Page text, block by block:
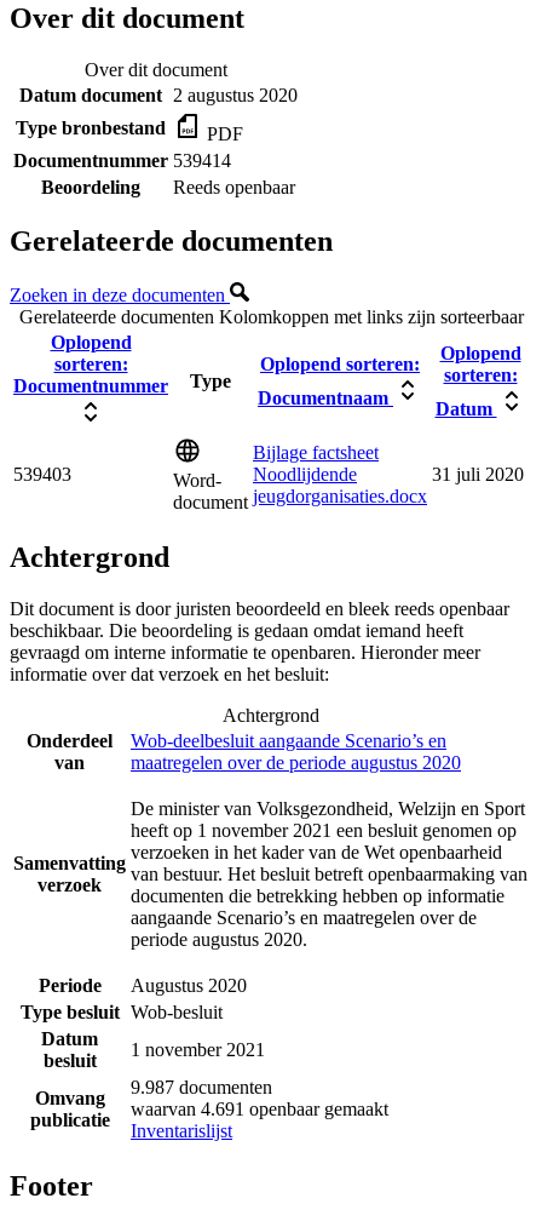
Over dit document
Over dit document
Datum document 2 augustus 2020
Type bronbestand
PDF
Documentnummer 539414
Beoordeling
Reeds openbaar
Gerelateerde documenten
Zoeken in deze documenten
Gerelateerde documenten Kolomkoppen met links zijn sorteerbaar
Oplopend
sorteren:
Documentnummer
Type
Oplopend sorteren:
Documentnaam
Oplopend
sorteren:
Datum
539403
Word-
document
Bijlage factsheet
Noodlijdende
jeugdorganisaties.docx
31 juli 2020
Achtergrond
Dit document is door juristen beoordeeld en bleek reeds openbaar
beschikbaar. Die beoordeling is gedaan omdat iemand heeft
gevraagd om interne informatie te openbaren. Hieronder meer
informatie over dat verzoek en het besluit:
Achtergrond
Onderdeel
van
Wob-deelbesluit aangaande Scenario’s en
maatregelen over de periode augustus 2020
Samenvatting
verzoek
De minister van Volksgezondheid, Welzijn en Sport
heeft op 1 november 2021 een besluit genomen op
verzoeken in het kader van de Wet openbaarheid
van bestuur. Het besluit betreft openbaarmaking van
documenten die betrekking hebben op informatie
aangaande Scenario’s en maatregelen over de
periode augustus 2020.
Periode
Augustus 2020
Type besluit Wob-besluit
Datum
besluit
1 november 2021
Omvang
publicatie
9.987 documenten
waarvan 4.691 openbaar gemaakt
Inventarislijst
Footer